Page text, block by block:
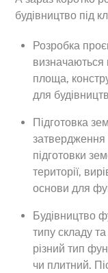
будівництво під
Розробка
визначаються
площа,
для
Підготовка
затвердження
підготовки
території,
основи для
Будівництво
типу складу
різний тип
чи плитний.